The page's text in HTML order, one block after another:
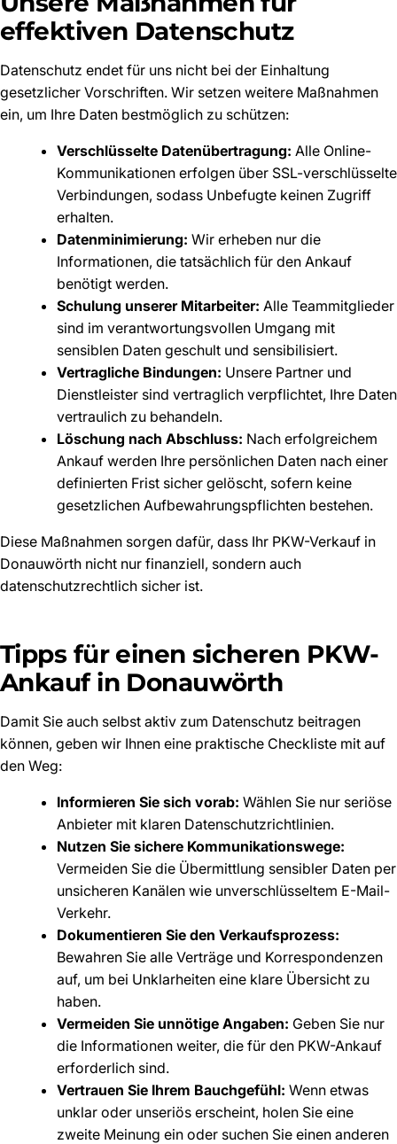
effektiven Datenschutz
Datenschutz endet für uns nicht bei der Einhaltung
gesetzlicher Vorschriften. Wir setzen weitere Maßnahmen
ein, um Ihre Daten bestmöglich zu schützen:
Verschlüsselte Datenübertragung: Alle Online-
Kommunikationen erfolgen über SSL-verschlüsselte
Verbindungen, sodass Unbefugte keinen Zugriff
erhalten.
Datenminimierung: Wir erheben nur die
Informationen, die tatsächlich für den Ankauf
benötigt werden.
Schulung unserer Mitarbeiter: Alle Teammitglieder
sind im verantwortungsvollen Umgang mit
sensiblen Daten geschult und sensibilisiert.
Vertragliche Bindungen: Unsere Partner und
Dienstleister sind vertraglich verpflichtet, Ihre Daten
vertraulich zu behandeln.
Löschung nach Abschluss: Nach erfolgreichem
Ankauf werden Ihre persönlichen Daten nach einer
definierten Frist sicher gelöscht, sofern keine
gesetzlichen Aufbewahrungspflichten bestehen.
Diese Maßnahmen sorgen dafür, dass Ihr PKW-Verkauf in
Donauwörth nicht nur finanziell, sondern auch
datenschutzrechtlich sicher ist.
Tipps für einen sicheren PKW-
Ankauf in Donauwörth
Damit Sie auch selbst aktiv zum Datenschutz beitragen
können, geben wir Ihnen eine praktische Checkliste mit auf
den Weg:
Informieren Sie sich vorab: Wählen Sie nur seriöse
Anbieter mit klaren Datenschutzrichtlinien.
Nutzen Sie sichere Kommunikationswege:
Vermeiden Sie die Übermittlung sensibler Daten per
unsicheren Kanälen wie unverschlüsseltem E-Mail-
Verkehr.
Dokumentieren Sie den Verkaufsprozess:
Bewahren Sie alle Verträge und Korrespondenzen
auf, um bei Unklarheiten eine klare Übersicht zu
haben.
Vermeiden Sie unnötige Angaben: Geben Sie nur
die Informationen weiter, die für den PKW-Ankauf
erforderlich sind.
Vertrauen Sie Ihrem Bauchgefühl: Wenn etwas
unklar oder unseriös erscheint, holen Sie eine
zweite Meinung ein oder suchen Sie einen anderen